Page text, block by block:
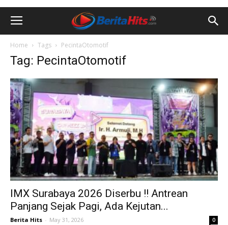
Home Tags PecintaOtomotif
Tag: PecintaOtomotif
IMX Surabaya 2026 Diserbu !! Antrean
Panjang Sejak Pagi, Ada Kejutan...
Berita Hits - May 31, 2026 0